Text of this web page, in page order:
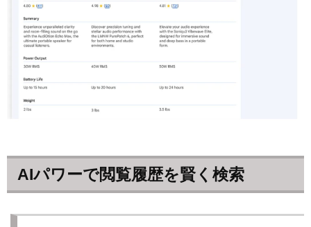
AIパワーで閲覧履歴を賢く検索